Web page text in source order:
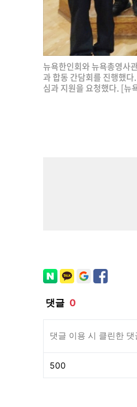
뉴욕한인회와 뉴욕총영사
과 합동 간담회를 진행했
심과 지원을 요청했다. [뉴